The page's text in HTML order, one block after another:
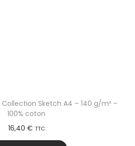
Sketch A4 – 140 g/m² –
100% coton
16,40 € TTC